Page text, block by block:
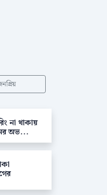
না থাকায়
অভ...